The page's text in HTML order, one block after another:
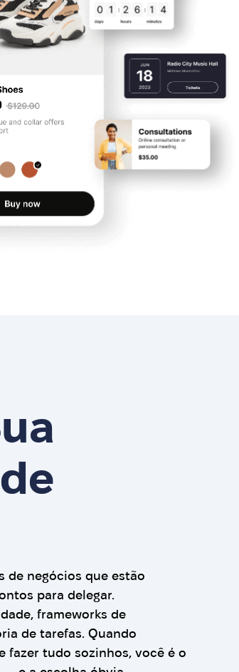
de negócios que estão
para delegar.
frameworks de
de tarefas. Quando
fazer tudo sozinhos, você é o